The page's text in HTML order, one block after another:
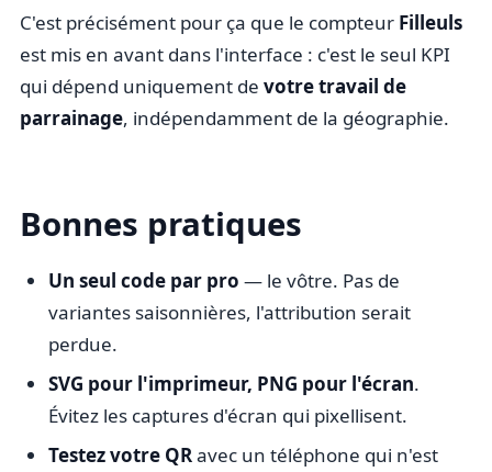
C'est précisément pour ça que le compteur Filleuls
est mis en avant dans l'interface : c'est le seul KPI
qui dépend uniquement devotre travail de
parrainage, indépendamment de la géographie.
Bonnes pratiques
Un seul code par pro — le vôtre. Pas de
variantes saisonnières, l'attribution serait
perdue.
SVG pour l'imprimeur, PNG pour l'écran.
Évitez les captures d'écran qui pixellisent.
Testez votre QRavec un téléphone qui n'est